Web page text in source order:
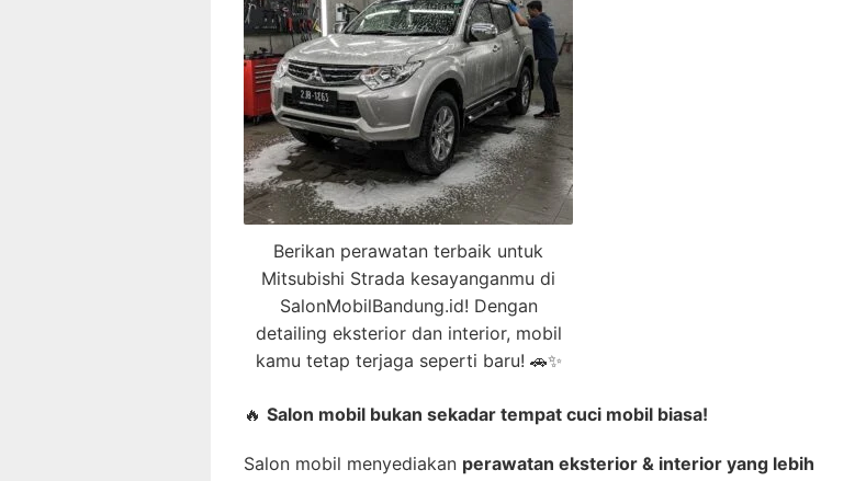
Berikan perawatan terbaik untuk
Mitsubishi Strada kesayanganmu di
SalonMobilBandung.id! Dengan
detailing eksterior dan interior, mobil
kamu tetap terjaga seperti baru! 🚗✨
🔥 Salon mobil bukan sekadar tempat cuci mobil biasa!
Salon mobil menyediakan perawatan eksterior & interior yang lebih